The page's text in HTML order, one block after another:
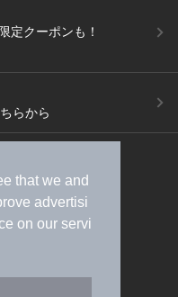
that we and
advertisi
on our servi
定クーポンも！
らから
広告出稿のご案内
規約
ヘルプ
採用情報